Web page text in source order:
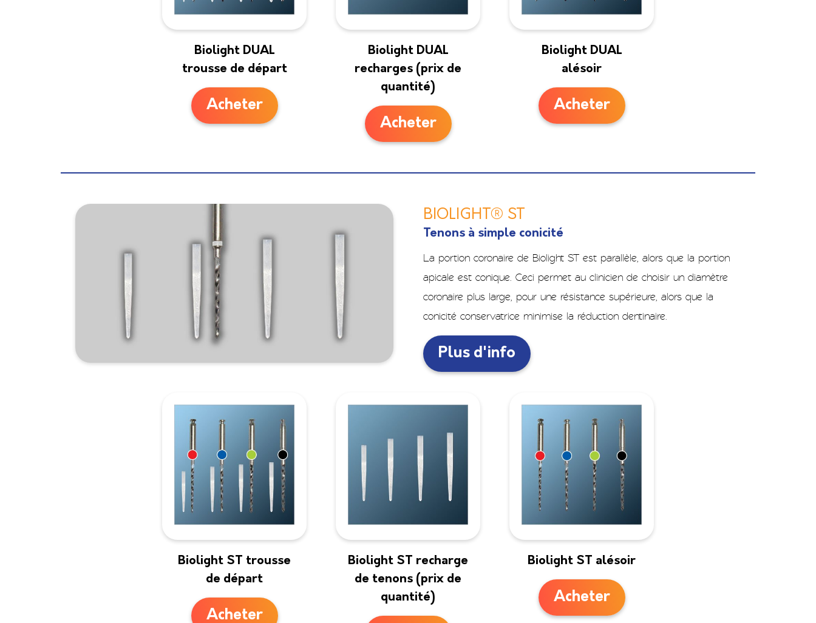
Biolight DUAL
trousse de départ
Acheter
Biolight DUAL
recharges (prix de
quantité)
Acheter
Biolight DUAL
alésoir
Acheter
BIOLIGHT® ST
Tenons à simple conicité
La portion coronaire de Biolight ST est parallèle, alors que la portion
apicale est conique. Ceci permet au clinicien de choisir un diamètre
coronaire plus large, pour une résistance supérieure, alors que la
conicité conservatrice minimise la réduction dentinaire.
Plus d'info
Biolight ST trousse
de départ
Acheter
Biolight ST recharge
de tenons (prix de
quantité)
Biolight ST alésoir
Acheter